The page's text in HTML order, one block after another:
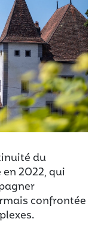
du
2022, qui
confrontée